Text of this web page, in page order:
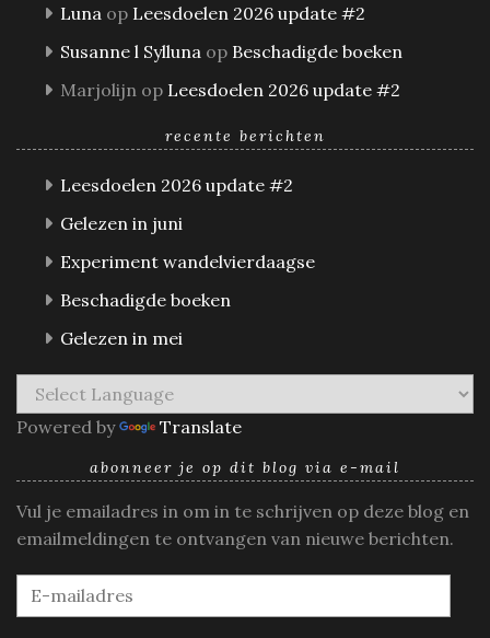
Luna op Leesdoelen 2026 update #2
Susanne l Sylluna op Beschadigde boeken
Marjolijn op Leesdoelen 2026 update #2
recente berichten
Leesdoelen 2026 update #2
Gelezen in juni
Experiment wandelvierdaagse
Beschadigde boeken
Gelezen in mei
Powered by Translate
abonneer je op dit blog via e-mail
Vul je emailadres in om in te schrijven op deze blog en
emailmeldingen te ontvangen van nieuwe berichten.
E-
mailadres